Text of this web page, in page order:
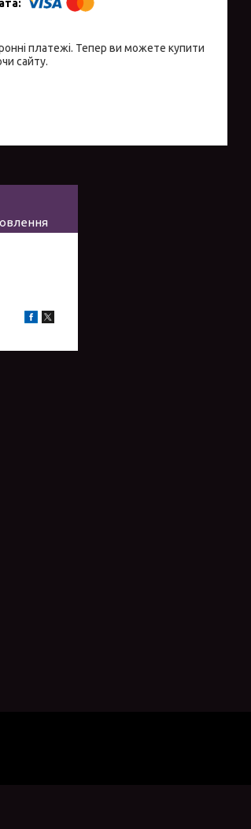
платежі. Тепер ви можете купити
сайту.